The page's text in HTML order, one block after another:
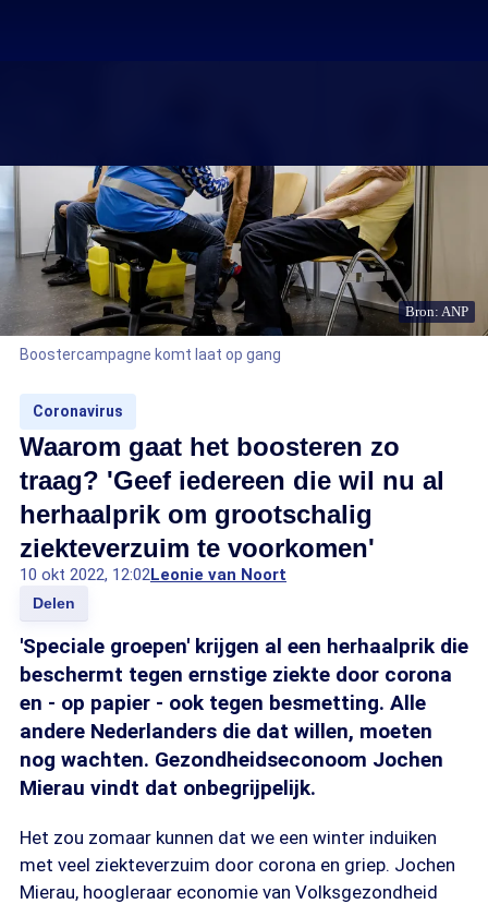
Bron: ANP
Boostercampagne komt laat op gang
Coronavirus
Waarom gaat het boosteren zo
traag? 'Geef iedereen die wil nu al
herhaalprik om grootschalig
ziekteverzuim te voorkomen'
10 okt 2022, 12:02Leonie van Noort
Delen
'Speciale groepen' krijgen al een herhaalprik die
beschermt tegen ernstige ziekte door corona
en - op papier - ook tegen besmetting. Alle
andere Nederlanders die dat willen, moeten
nog wachten. Gezondheidseconoom Jochen
Mierau vindt dat onbegrijpelijk.
Het zou zomaar kunnen dat we een winter induiken
met veel ziekteverzuim door corona en griep. Jochen
Mierau, hoogleraar economie van Volksgezondheid